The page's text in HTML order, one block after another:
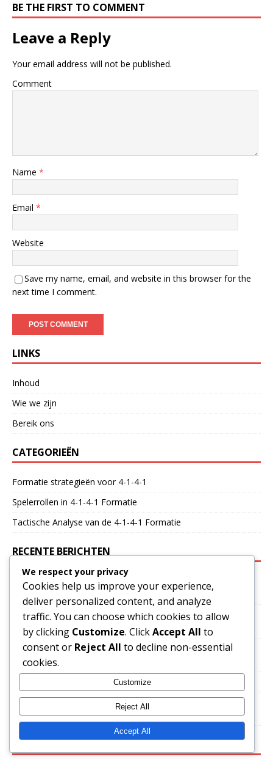
BE THE FIRST TO COMMENT
Leave a Reply
Your email address will not be published.
Comment
Name *
Email *
Website
Save my name, email, and website in this browser for the
next time I comment.
LINKS
Inhoud
Wie we zijn
Bereik ons
CATEGORIEËN
Formatie strategieën voor 4-1-4-1
Spelerrollen in 4-1-4-1 Formatie
Tactische Analyse van de 4-1-4-1 Formatie
RECENTE BERICHTEN
Het Gebruik van Vleugelverdedigers in de 4-1-4-1 Formatie:
Rollen, Ondersteuning, Overlap
Een Spelplan Maken Met de 4-1-4-1 Formatie: Strategie,
Rollen, Uitvoering
Het benutten van breedte in 4-1-4-1 formatie: verdedigingen
uitrekken, voorzetten, ondersteuning
4-1-4-1 Formatie: Speler Positionering, Ruimte, Flexibiliteit
Het Ontwikkelen van Jonge Spelers in een 4-1-4-1 Formatie:
Rollen, Training, Integratie
ZOEKEN
We respect your privacy
Cookies help us improve your experience,
deliver personalized content, and analyze
traffic. You can choose which cookies to allow
by clicking Customize. ClickAccept All to
consent or Reject All to decline non-essential
cookies.
Customize
Reject All
Accept All